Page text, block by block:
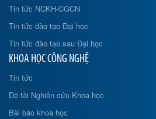
Tin tức NCKH-CGCN
Tin tức đào tạo Đại học
Tin tức đào tạo sau Đại học
KHOA HỌC CÔNG NGHỆ
Tin tức
Đề tài Nghiên cứu Khoa học
Bài báo khoa học